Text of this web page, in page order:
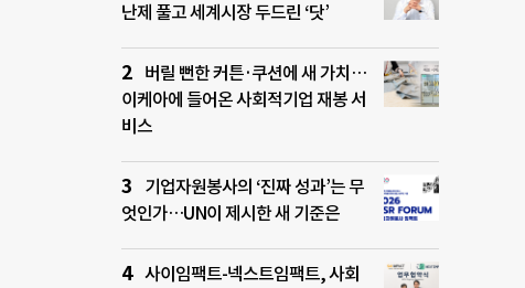
난제 풀고 세계시장 두드린 ‘닷’
버릴 뻔한 커튼·쿠션에 새 가치…
이케아에 들어온 사회적기업 재봉 서
비스
기업자원봉사의 ‘진짜 성과’는 무
엇인가…UN이 제시한 새 기준은
사이임팩트-넥스트임팩트, 사회